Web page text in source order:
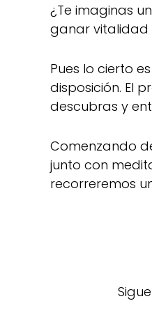
¿Te imaginas
ganar vitalidad
Pues lo cierto
disposición. El
descubras y
Comenzando
junto con
recorreremos